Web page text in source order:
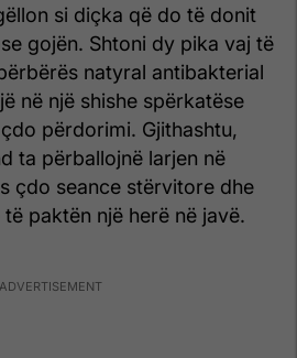
si diçka që do të donit
gojën. Shtoni dy pika vaj të
natyral antibakterial
në një shishe spërkatëse
përdorimi. Gjithashtu,
ta përballojnë larjen në
çdo seance stërvitore dhe
paktën një herë në javë.